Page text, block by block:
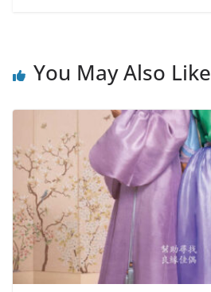
You May Also Like